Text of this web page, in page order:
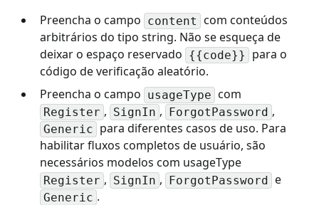
Preencha o campo content com conteúdos
arbitrários do tipo string. Não se esqueça de
deixar o espaço reservado {{code}}
para o
código de verificação aleatório.
Preencha o campo usageType com
Register , SignIn , ForgotPassword ,
Generic para diferentes casos de uso. Para
habilitar fluxos completos de usuário, são
necessários modelos com usageType
Register , SignIn , ForgotPassword e
Generic .